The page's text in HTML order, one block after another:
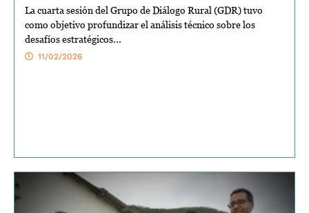
La cuarta sesión del Grupo de Diálogo Rural (GDR) tuvo
como objetivo profundizar el análisis técnico sobre los
desafíos estratégicos...
11/02/2026